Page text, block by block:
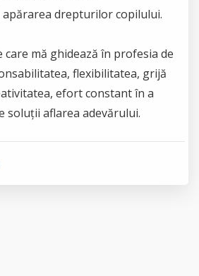
drepturilor copilului.
mă ghidează în profesia de
flexibilitatea, grijă
efort constant în a
soluții aflarea adevărului.